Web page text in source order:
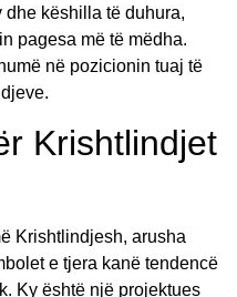
dhe këshilla të duhura,
pagesa më të mëdha.
në pozicionin tuaj të
Krishtlindjet
Krishtlindjesh, arusha
e tjera kanë tendencë
Ky është një projektues